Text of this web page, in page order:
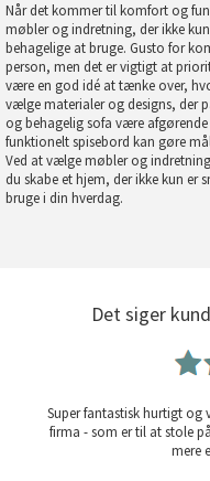
Når det kommer til komfort og
møbler og indretning, der ikke
behagelige at bruge. Gusto for
person, men det er vigtigt at
være en god idé at tænke over,
vælge materialer og designs, der
og behagelig sofa være
funktionelt spisebord kan gøre
Ved at vælge møbler og
du skabe et hjem, der ikke kun er
bruge i din hverdag.
Det siger
Super fantastisk hurtigt og
firma - som er til at stole
mere